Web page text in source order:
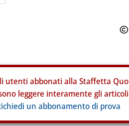
utenti abbonati alla Staffetta
leggere interamente gli
un abbonamento di prova